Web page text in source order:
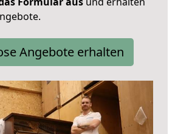
Angebote erhalten